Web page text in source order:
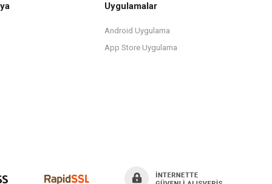
Uygulamalar
Android Uygulama
App Store Uygulama